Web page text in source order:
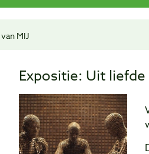
MIJ
Expositie: Uit